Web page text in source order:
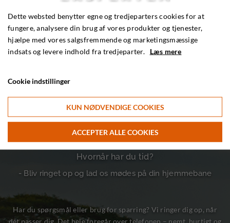
Hvornår har du tid?
- Bliv ringet op og lad os mødes på din hjemmebane
Har du spørgsmål eller brug for sparring? Vi ringer dig op, når
Dette websted benytter egne og tredjeparters cookies for at
fungere, analysere din brug af vores produkter og tjenester,
hjælpe med vores salgsfremmende og marketingsmæssige
indsats og levere indhold fra tredjeparter. Læs mere
Cookie indstillinger
KUN NØDVENDIGE COOKIES
ACCEPTER ALLE COOKIES